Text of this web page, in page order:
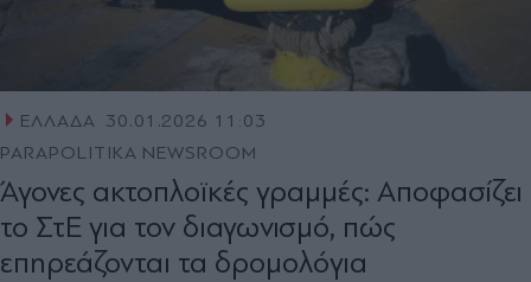
ΕΛΛΑΔΑ 30.01.2026 11:03
PARAPOLITIKA NEWSROOM
Άγονες ακτοπλοϊκές γραμμές: Αποφασίζει
το ΣτΕ για τον διαγωνισμό, πώς
επηρεάζονται τα δρομολόγια